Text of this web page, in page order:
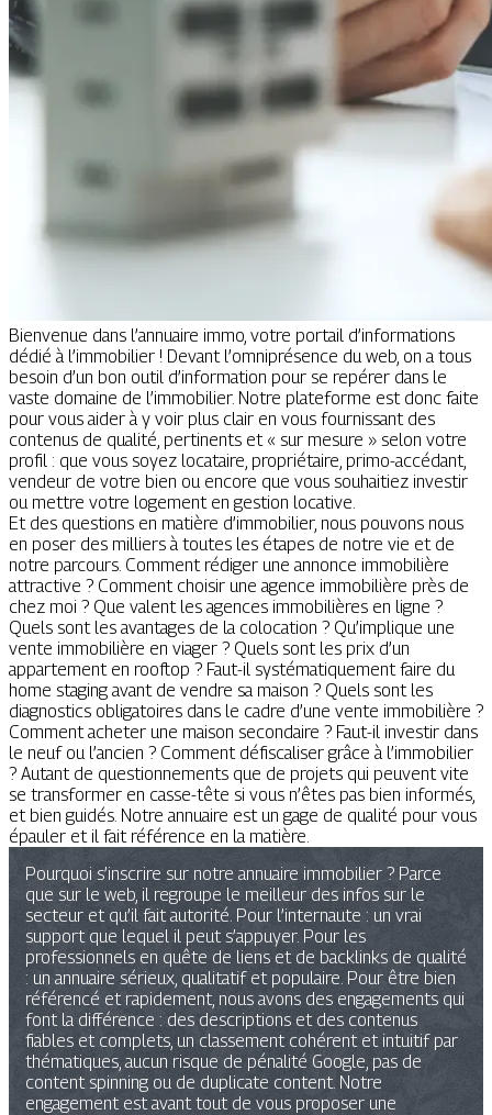
Bienvenue dans l’annuaire immo, votre portail d’informations
dédié à l’immobilier ! Devant l’omniprésence du web, on a tous
besoin d’un bon outil d’information pour se repérer dans le
vaste domaine de l’immobilier. Notre plateforme est donc faite
pour vous aider à y voir plus clair en vous fournissant des
contenus de qualité, pertinents et « sur mesure » selon votre
profil : que vous soyez locataire, propriétaire, primo-accédant,
vendeur de votre bien ou encore que vous souhaitiez investir
ou mettre votre logement en gestion locative.
Et des questions en matière d’immobilier, nous pouvons nous
en poser des milliers à toutes les étapes de notre vie et de
notre parcours. Comment rédiger une annonce immobilière
attractive ? Comment choisir une agence immobilière près de
chez moi ? Que valent les agences immobilières en ligne ?
Quels sont les avantages de la colocation ? Qu’implique une
vente immobilière en viager ? Quels sont les prix d’un
appartement en rooftop ? Faut-il systématiquement faire du
home staging avant de vendre sa maison ? Quels sont les
diagnostics obligatoires dans le cadre d’une vente immobilière ?
Comment acheter une maison secondaire ? Faut-il investir dans
le neuf ou l’ancien ? Comment défiscaliser grâce à l’immobilier
? Autant de questionnements que de projets qui peuvent vite
se transformer en casse-tête si vous n’êtes pas bien informés,
et bien guidés. Notre annuaire est un gage de qualité pour vous
épauler et il fait référence en la matière.
Pourquoi s’inscrire sur notre annuaire immobilier ? Parce
que sur le web, il regroupe le meilleur des infos sur le
secteur et qu’il fait autorité. Pour l’internaute : un vrai
support que lequel il peut s’appuyer. Pour les
professionnels en quête de liens et de backlinks de qualité
: un annuaire sérieux, qualitatif et populaire. Pour être bien
référencé et rapidement, nous avons des engagements qui
font la différence : des descriptions et des contenus
fiables et complets, un classement cohérent et intuitif par
thématiques, aucun risque de pénalité Google, pas de
content spinning ou de duplicate content. Notre
engagement est avant tout de vous proposer une